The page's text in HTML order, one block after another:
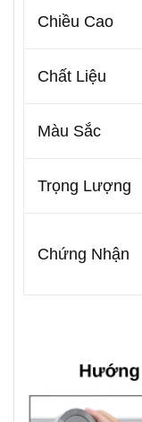
Chiều Cao
Chất Liệu
Màu Sắc
Trọng Lượng
Chứng Nhận